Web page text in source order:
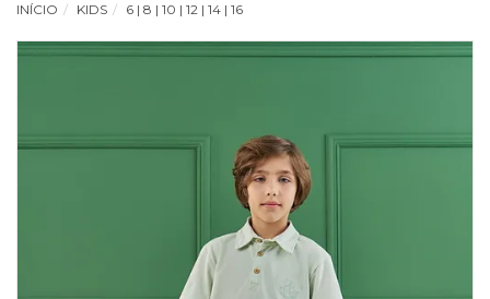
INÍCIO KIDS 6 | 8 | 10 | 12 | 14 | 16